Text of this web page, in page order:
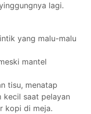
lagi.
yang malu-malu
mantel
tisu, menatap
saat pelayan
kopi di meja.